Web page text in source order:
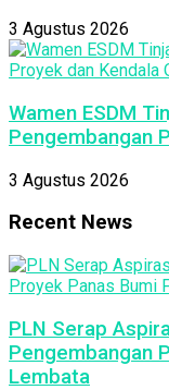
3 Agustus 2026
Wamen ESDM
Pengembangan
3 Agustus 2026
Recent News
PLN Serap
Pengembangan
Lembata